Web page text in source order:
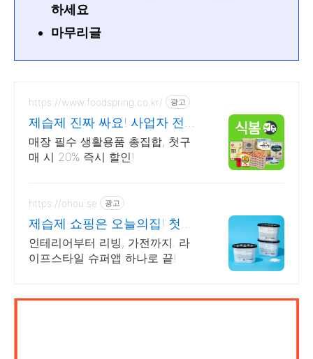
하세요
마무리글
https://www.foodspring.co.kr/ 광고
제습제 진짜 싸요! 사업자 전용
특가
매장 필수 생활용품 총집합, 첫구
매 시 20% 즉시 할인!
https://ohou.se 광고
제습제 쇼핑은 오늘의집! 첫구
매라면 최대 2만원 할인
인테리어부터 리빙, 가전까지. 라
이프스타일 슈퍼앱 하나로 끝!